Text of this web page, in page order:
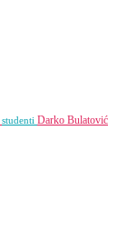
studenti Darko Bulatović